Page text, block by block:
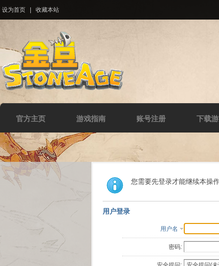
设为首页 收藏本站
官方主页 游戏指南 账号注册 下载
您需要先登录才能继续本操
用户登录
用户名
密码: